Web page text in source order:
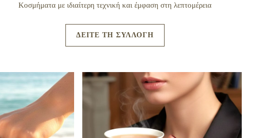
Κοσμήματα με ιδιαίτερη τεχνική και έμφαση στη λεπτομέρεια
ΔΕΙΤΕ ΤΗ ΣΥΛΛΟΓΗ